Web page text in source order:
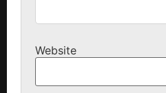
Website